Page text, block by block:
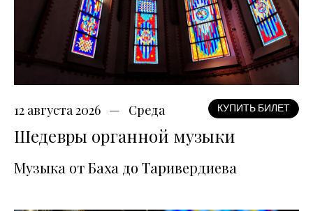
12 августа 2026 Среда КУПИТЬ БИЛЕТ
Шедевры органной музыки
Музыка от Баха до Таривердиева